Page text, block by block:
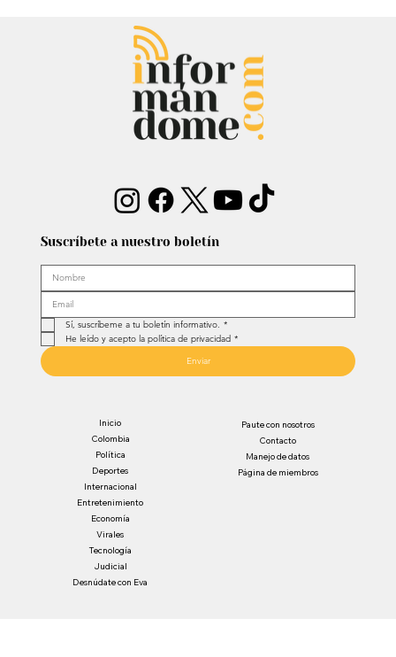
Audiencia de Maduro en Estados
Unidos: Debate por fondos para su
defensa marca el proceso
Suscríbete a nuestro boletín
Sí, suscríbeme a tu boletín informativo. *
He leído y acepto la política de privacidad *
Enviar
Inicio
Colombia
Política
Deportes
Internacional
Entretenimiento
Economía
Virales
Tecnología
Judicial
Desnúdate con Eva
Paute con nosotros
Contacto
Manejo de datos
Página de miembros